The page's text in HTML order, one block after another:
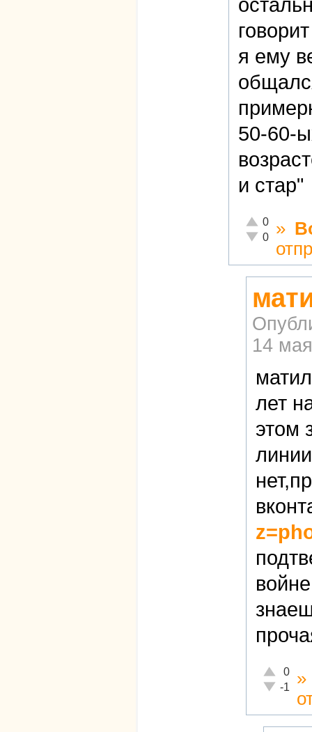
я ему
50-60-
и стар"
Отлично!
0
Неадекватно!
0 »
14
лет
этом
Отлично!
0
-1
»